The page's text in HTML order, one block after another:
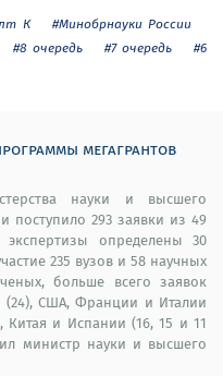
К
#Минобрнауки России
#8 очередь #7 очередь
#6
мегагрантов
науки и высшего
поступило 293 заявки из 49
определены 30
235 вузов и 58 научных
больше всего заявок
(24), США, Франции и Италии
и Испании (16, 15 и 11
министр науки и высшего